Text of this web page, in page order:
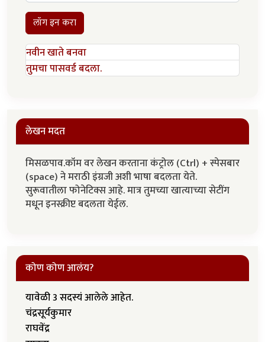
लॉग इन करा
नवीन खाते बनवा
तुमचा पासवर्ड बदला.
लेखन मदत
मिसळपाव.कॉम वर लेखन करताना कंट्रोल (Ctrl) + स्पेसबार
(space) ने मराठी इंग्रजी अशी भाषा बदलता येते.
सुरूवातीला फोनेटिक्स आहे. मात्र तुमच्या खात्याच्या सेटींग
मधून इनस्क्रीप्ट बदलता येईल.
कोण कोण आलंय?
यावेळी 3 सदस्यं आलेले आहेत.
चंद्रसूर्यकुमार
राघवेंद्र